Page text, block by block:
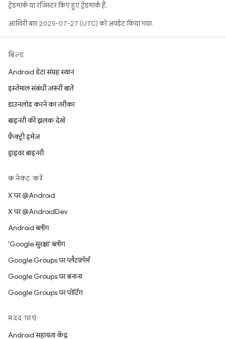
ट्रेडमार्क या रजिस्टर किए हुए ट्रेडमार्क हैं.
आखिरी बार 2025-07-27 (UTC) को अपडेट किया गया.
बिल्ड
Android डेटा संग्रह स्थान
इस्तेमाल संबंधी ज़रूरी बातें
डाउनलोड करने का तरीका
बाइनरी की झलक देखें
फ़ैक्ट्री इमेज
ड्राइवर बाइनरी
कनेक्ट करें
X पर @Android
X पर @AndroidDev
Android ब्लॉग
'Google सुरक्षा' ब्लॉग
Google Groups पर प्लैटफ़ॉर्म
Google Groups पर बनाना
Google Groups पर पोर्टिंग
मदद पाएं
Android सहायता केंद्र